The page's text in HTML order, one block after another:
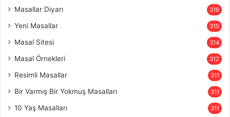
Masallar Diyarı 316
Yeni Masallar 315
Masal Sitesi 314
Masal Örnekleri 312
Resimli Masallar 311
Bir Varmış Bir Yokmuş Masalları 311
10 Yaş Masalları 311